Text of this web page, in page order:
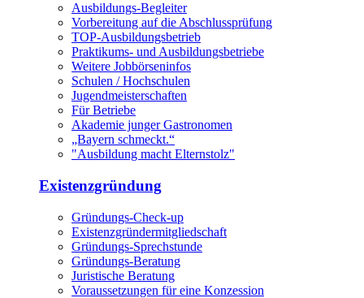
Ausbildungs-Begleiter
Vorbereitung auf die Abschlussprüfung
TOP-Ausbildungsbetrieb
Praktikums- und Ausbildungsbetriebe
Weitere Jobbörseninfos
Schulen / Hochschulen
Jugendmeisterschaften
Für Betriebe
Akademie junger Gastronomen
„Bayern schmeckt.“
"Ausbildung macht Elternstolz"
Existenzgründung
Gründungs-Check-up
Existenzgründermitgliedschaft
Gründungs-Sprechstunde
Gründungs-Beratung
Juristische Beratung
Voraussetzungen für eine Konzession